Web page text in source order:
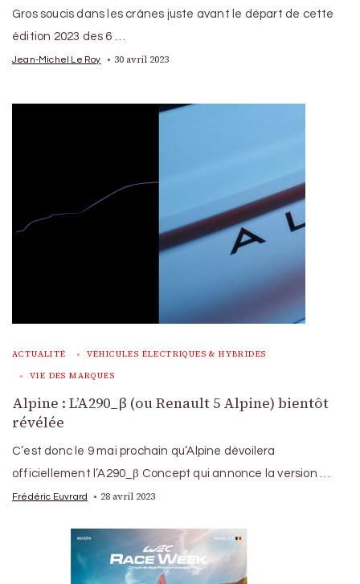
Gros soucis dans les crânes juste avant le départ de cette
édition 2023 des 6 …
Jean-Michel Le Roy 30 avril 2023
ACTUALITÉ VÉHICULES ÉLECTRIQUES & HYBRIDES
VIE DES MARQUES
Alpine : L’A290_β (ou Renault 5 Alpine) bientôt
révélée
C’est donc le 9 mai prochain qu’Alpine dévoilera
officiellement l’A290_β Concept qui annonce la version …
Frédéric Euvrard 28 avril 2023